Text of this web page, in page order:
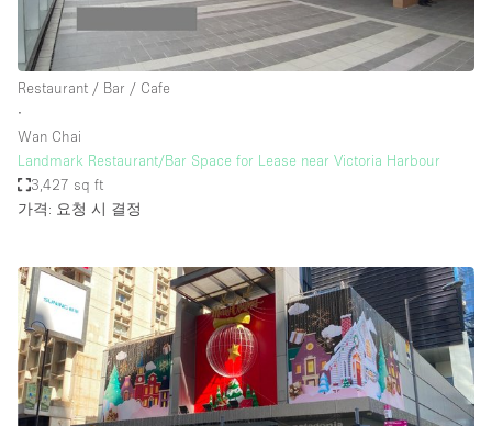
Restaurant / Bar / Cafe
∙
Wan Chai
Landmark Restaurant/Bar Space for Lease near Victoria Harbour
3,427 sq ft
가격: 요청 시 결정